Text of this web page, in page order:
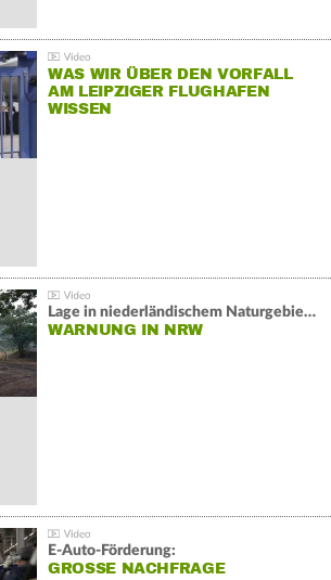
WAS WIR ÜBER DEN VORFALL
AM LEIPZIGER FLUGHAFEN
WISSEN
Lage in niederländischem Naturgebiet stabil
WARNUNG IN NRW
E-Auto-Förderung:
GROSSE NACHFRAGE